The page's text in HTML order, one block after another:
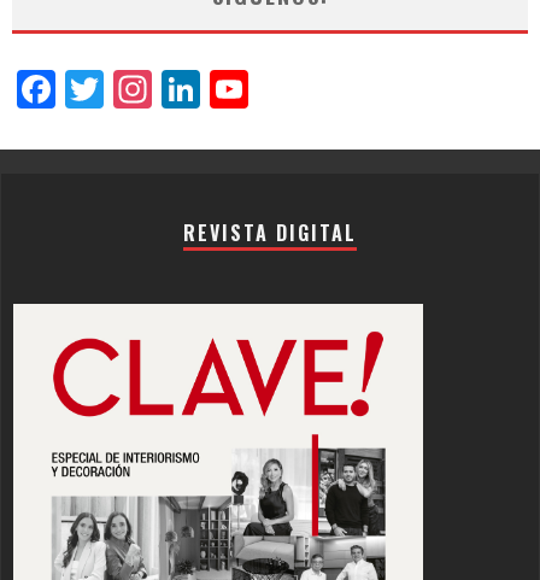
Facebook
Twitter
Instagram
LinkedIn
REVISTA DIGITAL